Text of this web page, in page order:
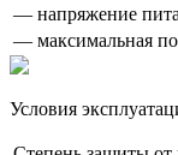
— напряжение
— максимальная
Условия